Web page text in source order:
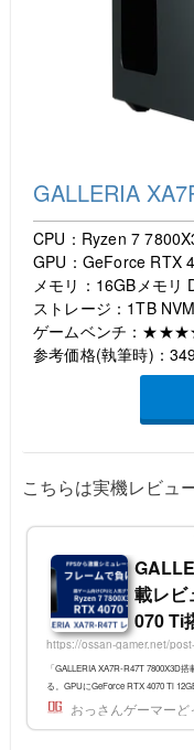
GALLERIA
CPU：Ryzen 7
GPU：GeForce RTX
メモリ：16GBメモリ
ストレージ：1TB
ゲームベンチ：
参考価格(執筆時)：
こちらは実機レビュ
載レビ
070 Ti
https://ossan-gamer.net/
「GALLERIA XA7R-R47T 7800X3D
る。GPUにGeForce RTX 4070 Ti
ば「速さと画質の両立を求める人の
おっさんゲーマーど